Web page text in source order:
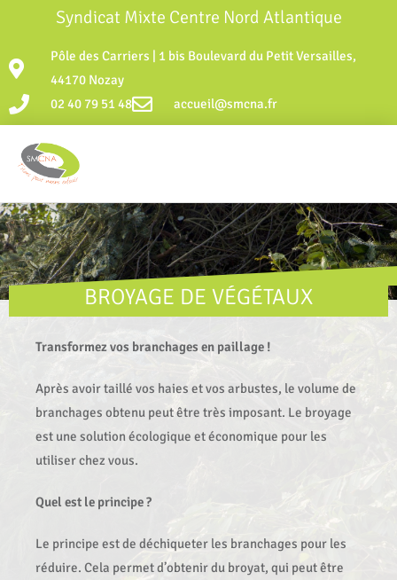
Syndicat Mixte Centre Nord Atlantique
Pôle des Carriers | 1 bis Boulevard du Petit Versailles,
44170 Nozay
02 40 79 51 48
accueil@smcna.fr
BROYAGE DE VÉGÉTAUX
Transformez vos branchages en paillage !
Après avoir taillé vos haies et vos arbustes, le volume de
branchages obtenu peut être très imposant. Le broyage
est une solution écologique et économique pour les
utiliser chez vous.
Quel est le principe ?
Le principe est de déchiqueter les branchages pour les
réduire. Cela permet d’obtenir du broyat, qui peut être